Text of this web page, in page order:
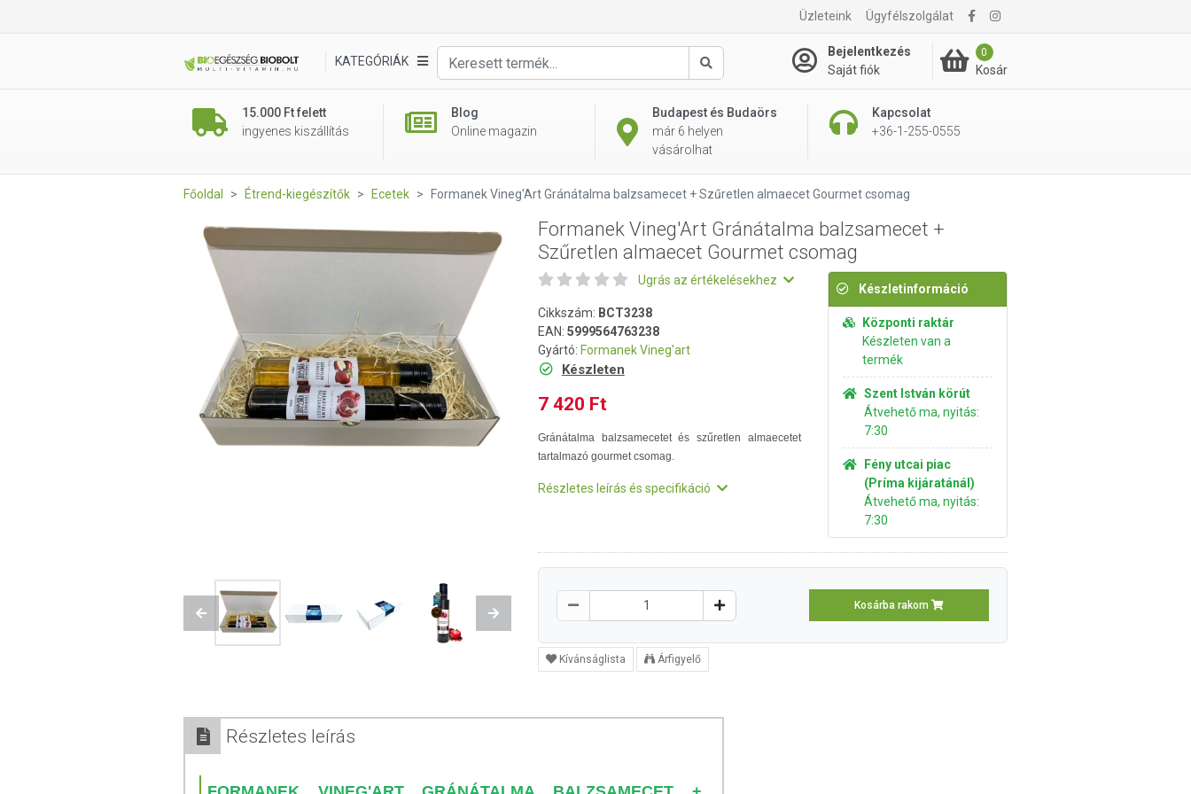
Üzleteink Ügyfélszolgálat
KATEGÓRIÁK
Keresés
Bejelentkezés
Saját fiók
0
Kosár
15.000 Ft felett
ingyenes kiszállítás
Blog
Online magazin
Budapest és Budaörs
már 6 helyen
vásárolhat
Kapcsolat
+36-1-255-0555
7 420 Ft Kosárba rakom
Főoldal Étrend-kiegészítők Ecetek Formanek Vineg'Art Gránátalma balzsamecet + Szűretlen almaecet Gourmet csomag
Previous Next
Formanek Vineg'Art Gránátalma balzsamecet +
Szűretlen almaecet Gourmet csomag
Ugrás az értékelésekhez
Cikkszám: BCT3238
EAN: 5999564763238
Gyártó: Formanek Vineg'art
Készleten
7 420 Ft
Gránátalma balzsamecetet és szűretlen almaecetet
tartalmazó gourmet csomag.
Részletes leírás és specifikáció
Készletinformáció
Központi raktár
Készleten van a
termék
Szent István körút
Átvehető ma, nyitás:
7:30
Fény utcai piac
(Príma kijáratánál)
Átvehető ma, nyitás:
7:30
Kosárba rakom
Kívánságlista Árfigyelő
Részletes leírás